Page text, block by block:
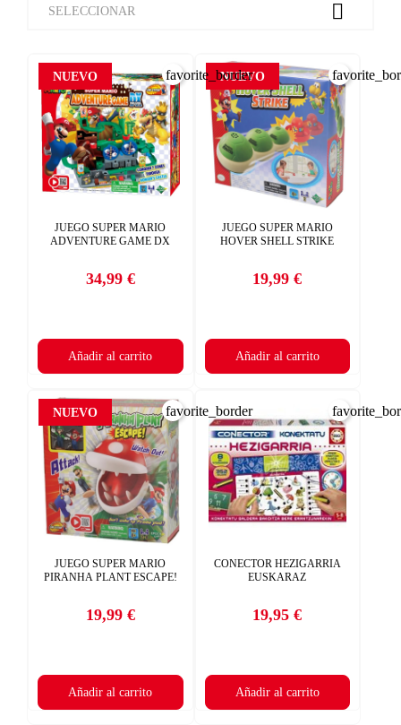
SELECCIONAR 
JUEGO SUPER MARIO
ADVENTURE GAME DX
Precio
34,99 €
NUEVO
Añadir al carrito
favorite_border
JUEGO SUPER MARIO
HOVER SHELL STRIKE
Precio
19,99 €
NUEVO
Añadir al carrito
JUEGO SUPER MARIO
PIRANHA PLANT ESCAPE!
Precio
19,99 €
NUEVO
Añadir al carrito
favorite_border
CONECTOR HEZIGARRIA
EUSKARAZ
Precio
19,95 €
Añadir al carrito